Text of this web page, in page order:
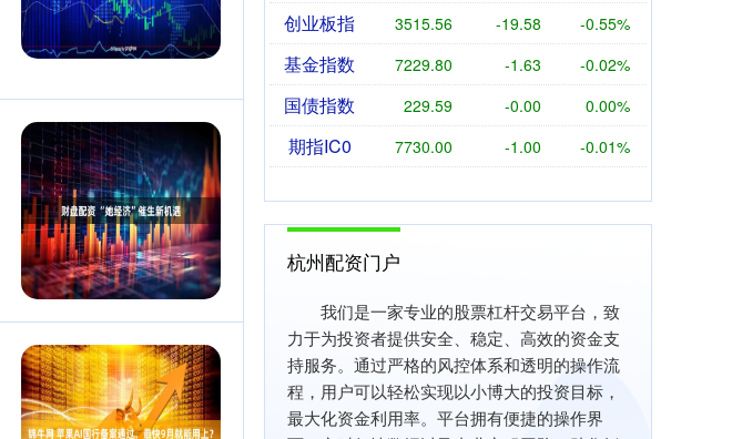
创业板指 3515.56 -19.58 -0.55%
基金指数 7229.80 -1.63 -0.02%
国债指数 229.59 -0.00 0.00%
期指IC0 7730.00 -1.00 -0.01%
杭州配资门户
我们是一家专业的股票杠杆交易平台，致
力于为投资者提供安全、稳定、高效的资金支
持服务。通过严格的风控体系和透明的操作流
程，用户可以轻松实现以小博大的投资目标，
最大化资金利用率。平台拥有便捷的操作界